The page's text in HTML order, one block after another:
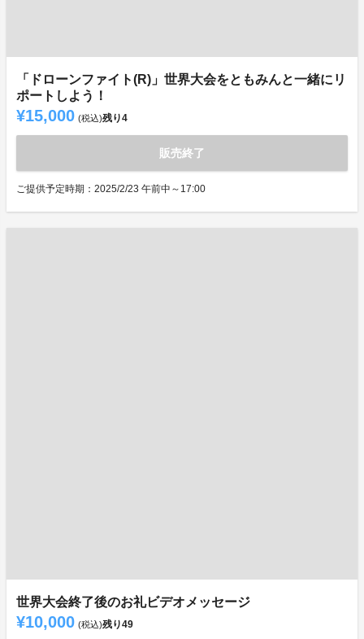
「ドローンファイト(R)」世界大会をともみんと一緒にリ
ポートしよう！
¥15,000 (税込)残り4
販売終了
ご提供予定時期：2025/2/23 午前中～17:00
世界大会終了後のお礼ビデオメッセージ
¥10,000 (税込)残り49